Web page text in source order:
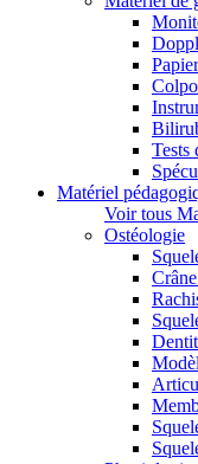
Tests
Matériel
Voir tous
Ostéologie